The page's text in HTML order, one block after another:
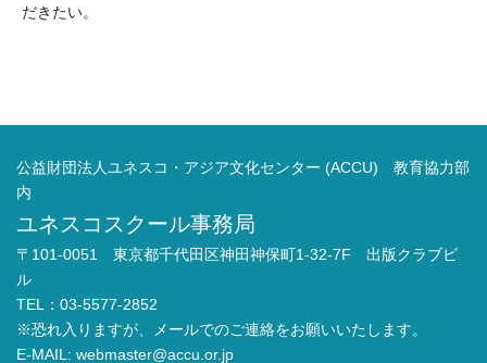
だきたい。
公益財団法人ユネスコ・アジア文化センター (ACCU) 教育協力部
内
ユネスコスクール事務局
〒101-0051 東京都千代田区神田神保町1-32-7F 出版クラブビ
ル
TEL：03-5577-2852
※恐れ入りますが、メールでのご連絡をお願いいたします。
E-MAIL: webmaster@accu.or.jp